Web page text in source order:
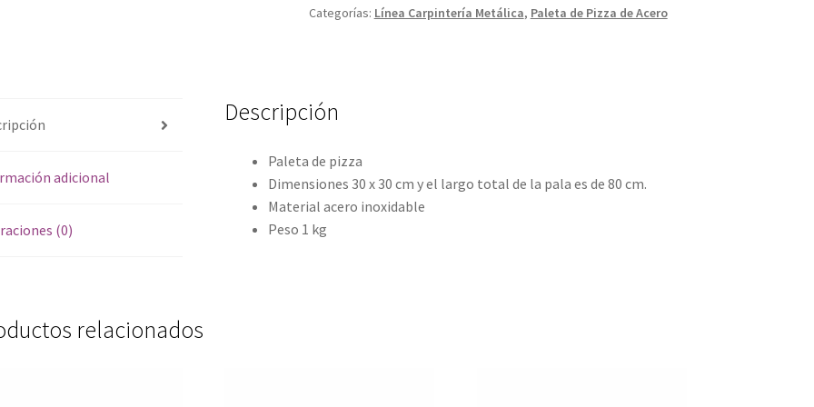
Acero
Categorías: Línea Carpintería Metálica, Paleta de Pizza de Acero
adicional
(0)
Descripción
Paleta de pizza
Dimensiones 30 x 30 cm y el largo total de la pala es de 80 cm.
Material acero inoxidable
Peso 1 kg
relacionados